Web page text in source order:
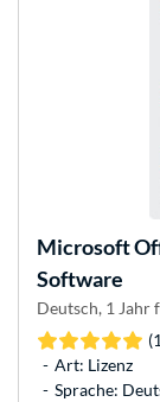
Microsoft
Software
Deutsch, 1 Jahr
Art: Lizenz
Sprache: